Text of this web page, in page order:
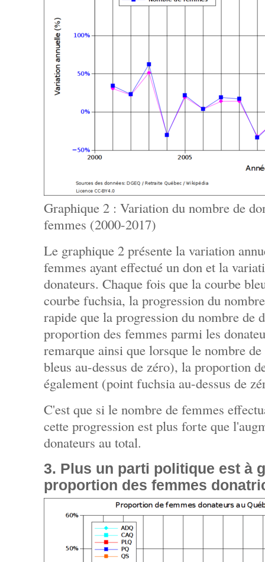
Graphique 2 : Variation du nombre de
femmes (2000-2017)
Le graphique 2 présente la variation
femmes ayant effectué un don et la
donateurs. Chaque fois que la courbe
courbe fuchsia, la progression du
rapide que la progression du nombre de
proportion des femmes parmi les
remarque ainsi que lorsque le nombre
bleus au-dessus de zéro), la proportion
également (point fuchsia au-dessus de
C'est que si le nombre de femmes
cette progression est plus forte que
donateurs au total.
3. Plus un parti politique est à
proportion des femmes